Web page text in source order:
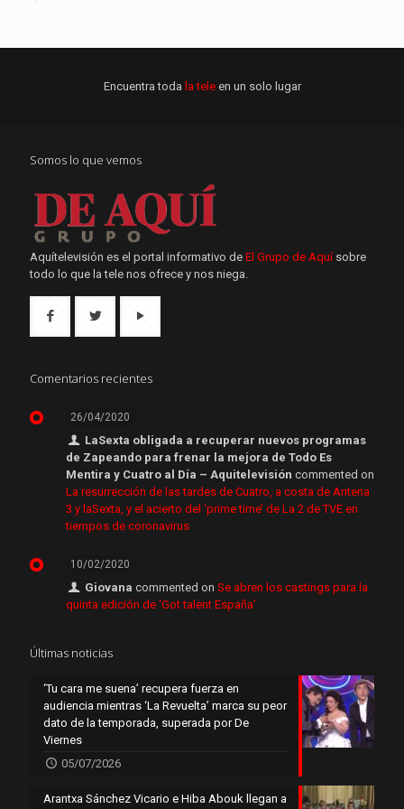
Encuentra toda la tele en un solo lugar
Somos lo que vemos
Aquítelevisión es el portal informativo de El Grupo de Aquí sobre
todo lo que la tele nos ofrece y nos niega.
Comentarios recientes
26/04/2020
LaSexta obligada a recuperar nuevos programas
de Zapeando para frenar la mejora de Todo Es
Mentira y Cuatro al Día – Aquitelevisión commented on
La resurrección de las tardes de Cuatro, a costa de Antena
3 y laSexta, y el acierto del ‘prime time’ de La 2 de TVE en
tiempos de coronavirus
10/02/2020
Giovana commented onSe abren los castings para la
quinta edición de ‘Got talent España’
Últimas noticias
‘Tu cara me suena’ recupera fuerza en
audiencia mientras ‘La Revuelta’ marca su peor
dato de la temporada, superada por De
Viernes
05/07/2026
Arantxa Sánchez Vicario e Hiba Abouk llegan a